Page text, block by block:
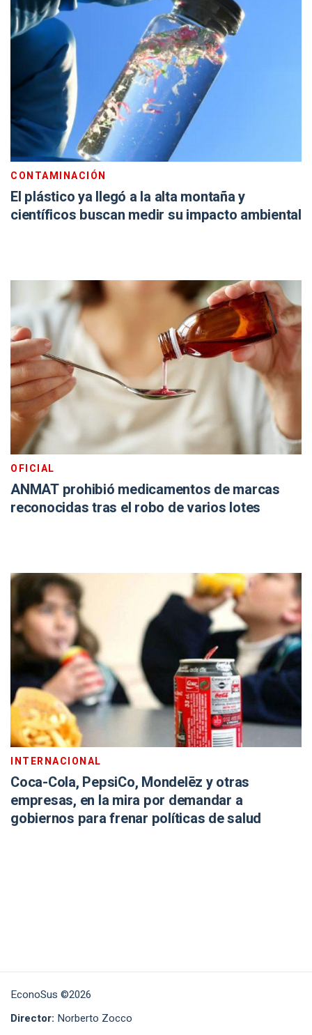
CONTAMINACIÓN
El plástico ya llegó a la alta montaña y
científicos buscan medir su impacto ambiental
OFICIAL
ANMAT prohibió medicamentos de marcas
reconocidas tras el robo de varios lotes
INTERNACIONAL
Coca-Cola, PepsiCo, Mondelēz y otras
empresas, en la mira por demandar a
gobiernos para frenar políticas de salud
EconoSus ©2026
Director: Norberto Zocco